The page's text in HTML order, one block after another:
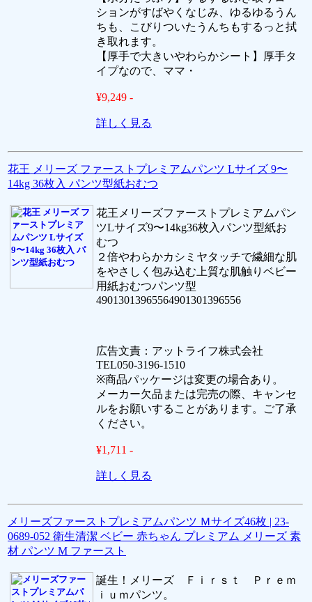
ションがすばやくなじみ、ゆるゆるうん
ちも、こびりついたうんちもするっと拭
き取れます。
【厚手で大きいやわらかシート】厚手タ
イプなので、ママ・
¥9,249 -
詳しく見る
花王 メリーズ ファーストプレミアムパンツ Lサイズ 9〜
14kg 36枚入 パンツ型紙おむつ
花王メリーズファーストプレミアムパン
ツLサイズ9〜14kg36枚入パンツ型紙お
むつ
２倍やわらかカシミヤタッチで繊細な肌
をやさしく包み込む上質な肌触りベビー
用紙おむつパンツ型
49013013965564901301396556
広告文責：アットライフ株式会社
TEL050-3196-1510
※商品パッケージは変更の場合あり。
メーカー欠品または完売の際、キャンセ
ルをお願いすることがあります。ご了承
ください。
¥1,711 -
詳しく見る
メリーズファーストプレミアムパンツ Ｍサイズ46枚 | 23-
0689-052 衛生清潔 ベビー 赤ちゃん プレミアム メリーズ 素
材 パンツ M ファースト
誕生！メリーズ Ｆｉｒｓｔ Ｐｒｅｍ
ｉｕｍパンツ。